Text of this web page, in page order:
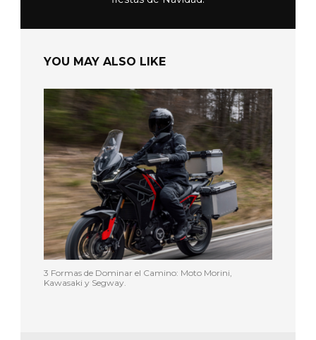
YOU MAY ALSO LIKE
3 Formas de Dominar el Camino: Moto Morini,
Kawasaki y Segway.